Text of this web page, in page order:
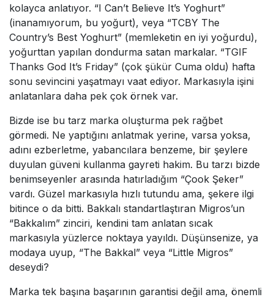
kolayca anlatıyor. “I Can’t Believe It’s Yoghurt”
(inanamıyorum, bu yoğurt), veya “TCBY The
Country’s Best Yoghurt” (memleketin en iyi yoğurdu),
yoğurttan yapılan dondurma satan markalar. “TGIF
Thanks God It’s Friday” (çok şükür Cuma oldu) hafta
sonu sevincini yaşatmayı vaat ediyor. Markasıyla işini
anlatanlara daha pek çok örnek var.
Bizde ise bu tarz marka oluşturma pek rağbet
görmedi. Ne yaptığını anlatmak yerine, varsa yoksa,
adını ezberletme, yabancılara benzeme, bir şeylere
duyulan güveni kullanma gayreti hakim. Bu tarzı bizde
benimseyenler arasında hatırladığım “Çook Şeker”
vardı. Güzel markasıyla hızlı tutundu ama, şekere ilgi
bitince o da bitti. Bakkalı standartlaştıran Migros’un
“Bakkalım” zinciri, kendini tam anlatan sıcak
markasıyla yüzlerce noktaya yayıldı. Düşünsenize, ya
modaya uyup, “The Bakkal” veya “Little Migros”
deseydi?
Marka tek başına başarının garantisi değil ama, önemli